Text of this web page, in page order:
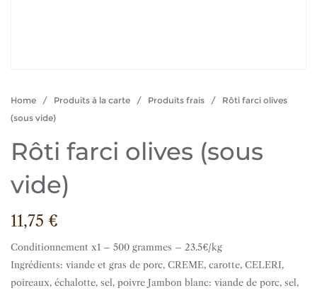
Home / Produits à la carte / Produits frais / Rôti farci olives
(sous vide)
Rôti farci olives (sous
vide)
11,75 €
Conditionnement x1 – 500 grammes – 23.5€/kg
Ingrédients: viande et gras de porc, CREME, carotte, CELERI,
poireaux, échalotte, sel, poivre Jambon blanc: viande de porc, sel,